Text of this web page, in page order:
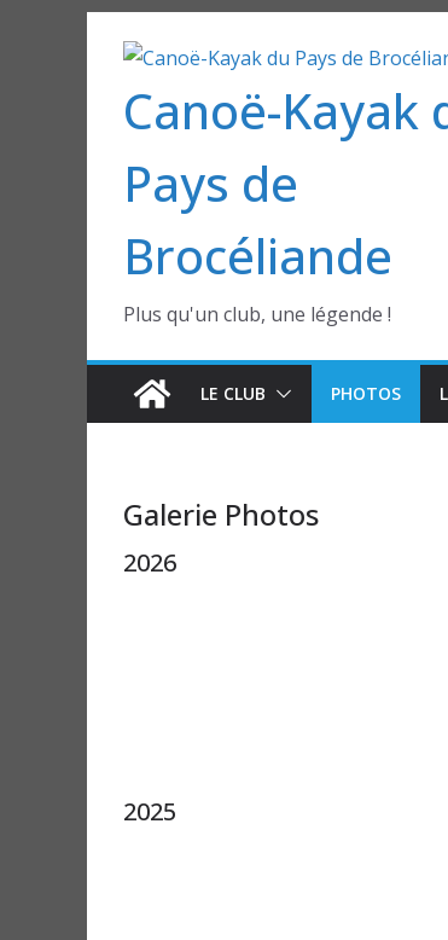
contenuCanoë-Kayak
Pays de
Brocéliande
Plus qu'un club, une légende !
LE CLUB PHOTOS
Galerie Photos
2026
2025